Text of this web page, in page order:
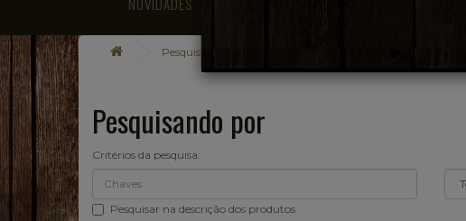
Pesquisando por
Pesquisando por
Critérios da pesquisa:
Pesquisar na descrição dos produtos